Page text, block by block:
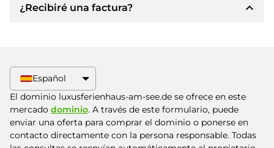
Tras llegar a un acuerdo, el propietario le
Paypal u otros métodos de pago.
Indique siempre el nombre de dominio y el
número de factura al realizar la transferencia.
¿Recibiré una factura? expand_less
superiores, también recibirá un contrato de
compra adicional si lo solicita.
Español
El dominio luxusferienhaus-am-see.de se ofrece en este
mercado dominio. A través de este formulario, puede
enviar una oferta para comprar el dominio o ponerse en
contacto directamente con la persona responsable. Todas